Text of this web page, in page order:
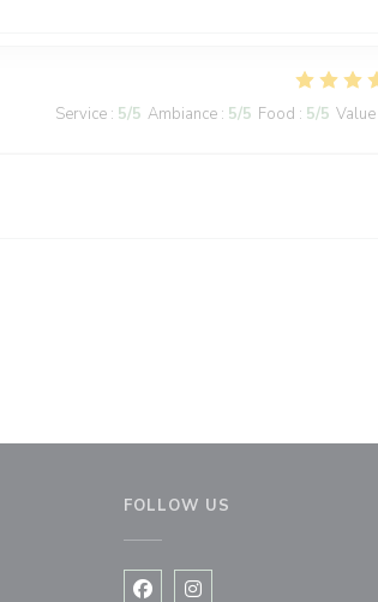
Service : 5/5 Ambiance : 5/5 Food : 5/5 Value
FOLLOW US